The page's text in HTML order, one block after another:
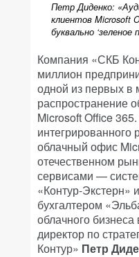
Петр Диденко:
клиентов­ Microsoft
буквально ‘зеленое
Компания «СКБ
миллион
одной из первых в
распространение
Microsoft Office
облачный офис
отечественном
сервисами —
«Контур-Экстерн»
бухгалтером
облачного
директор по
Контур» Петр